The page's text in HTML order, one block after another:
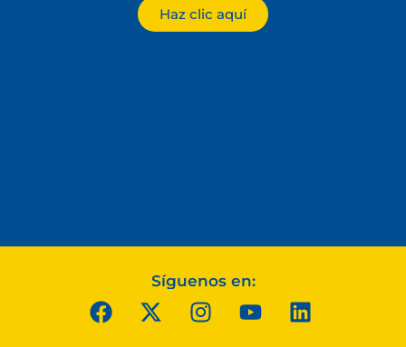
Haz clic aquí
Síguenos en: